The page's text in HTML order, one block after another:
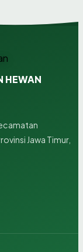
HEWAN
Jawa Timur,